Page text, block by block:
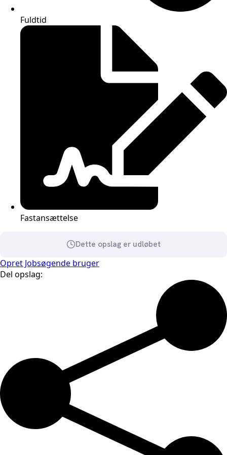
Fuldtid
Fastansættelse
Dette opslag er udløbet
Opret Jobsøgende bruger
Del opslag: